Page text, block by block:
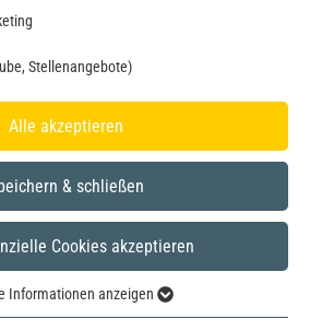
Stellenangebote)
Alle akzeptieren
& schließen
Cookies akzeptieren
Informationen anzeigen